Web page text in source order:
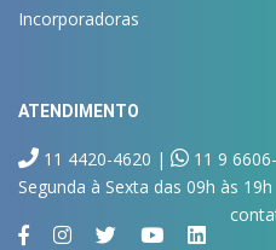
Incorporadoras
ATENDIMENTO
11 4420-4620 |
11 9
Segunda à Sexta das 09h às 19h